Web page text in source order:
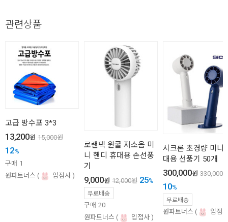
관련상품
고급 방수포 3*3
13,200원 15,000원
12%
구매 1
원파트너스
입점사
로랜텍 윈쿨 저소음 미
니 핸디 휴대용 손선풍
기
9,000원 12,000원 25%
무료배송
구매 20
원파트너스
입점사
시크론 초경량 미니
대용 선풍기 50개
300,000원 330,000
10%
무료배송
원파트너스 입점